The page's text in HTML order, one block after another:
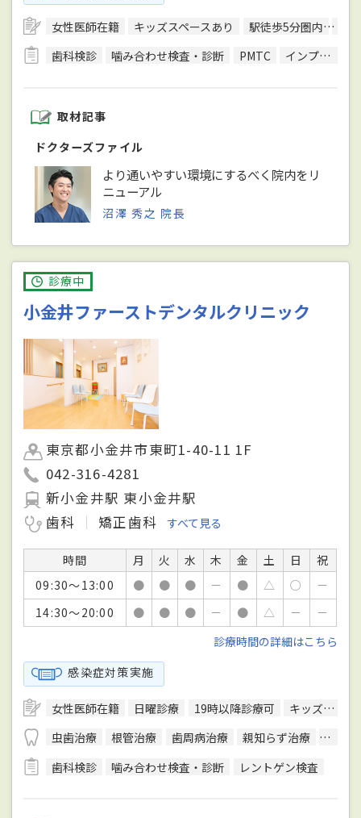
女性医師在籍 キッズスペースあり 駅徒歩5分圏内
歯科検診
噛み合わせ検査・診断 PMTC インプラント治療
取材記事
ドクターズファイル
より通いやすい環境にするべく院内をリ
ニューアル
沼澤 秀之 院長
診療中
小金井ファーストデンタルクリニック
東京都小金井市東町1-40-11 1F
042-316-4281
新小金井駅 東小金井駅
歯科
矯正歯科 すべて見る
時間 月 火 水 木 金 土 日
祝
09:30～13:00
● ● ● － ● △ ○
－
14:30～20:00
● ● ● － ● △ －
－
診療時間の詳細はこちら
感染症対策実施
女性医師在籍 日曜診療 19時以降診療可
キッズスペースあり
虫歯治療
根管治療 歯周病治療 親知らず治療
入れ
歯科検診
噛み合わせ検査・診断 レントゲン検査